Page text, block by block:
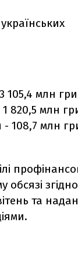
105,4 млн
820,5 млн
- 108,7 млн
та